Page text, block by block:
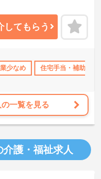
日勤のみ 年間休日110日以上
けたいという方におすすめ
してもらう
少なめ 住宅手当・補助
一覧を見る
護・福祉求人